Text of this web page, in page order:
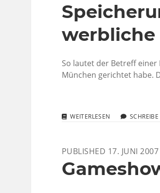
werbliche
So lautet der Betreff einer
München gerichtet habe.
WEITERLESEN „WIDERRUF
SPEICHERUNG
DATEN
FÜR
PUBLISHED 17. JUNI 2007